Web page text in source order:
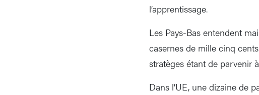
l’apprentissage.
Les Pays-Bas entendent
casernes de mille cinq
stratèges étant de parvenir
Dans l’UE, une dizaine de